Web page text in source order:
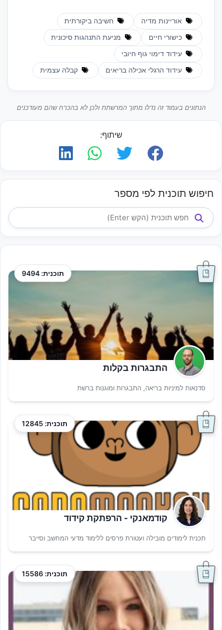
אוריינות מדיה חשיבה ביקורתית
כישורי חיים מניעת התנהגות סיכונית
עידוד דימוי גוף חיובי
עידוד הרגלי אכילה בריאים קבלה עצמית
הנתונים בעמוד זה נדלו מתוך המרשתת ולכן לא בהכרח שהם מעודכנים
שיתוף:
חיפוש תוכנית לפי מספר
תוכנית: 9494
התבגרות בקלות
סדנאות למיניות בריאה, התבגרות ומוגנות ברשת
תוכנית: 12845
קודמאנקי - הרפתקת קידוד
תכנית לימודים מובילה ועטורת פרסים ללימוד מדעי המחשב וסייבר
תוכנית: 15586